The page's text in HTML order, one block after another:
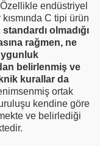
endüstriyel
C tipi ürün
olmadığı
rağmen, ne
belirlenmiş ve
kurallar da
ortak
kendine göre
ve belirlediği